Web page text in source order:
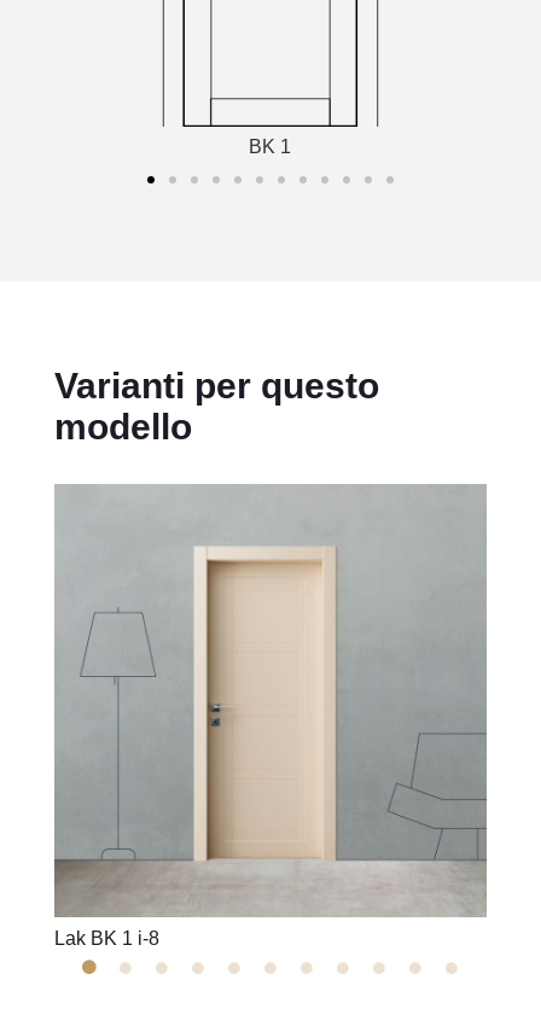
BK 1
Varianti per questo
modello
Lak BK 1 i-8